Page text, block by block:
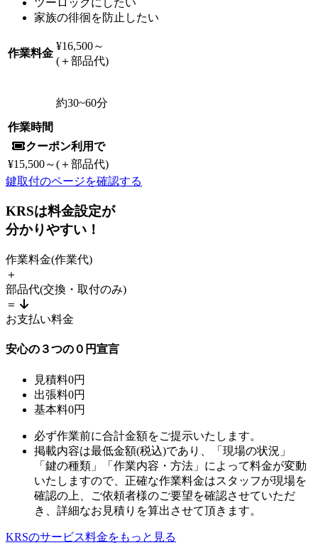
家族の徘徊を防止したい
作業料金
¥16,500～
(＋部品代)
作業時間
約30~60分
クーポン利用で
¥15,500～(＋部品代)
鍵取付のページを確認する
KRSは料金設定が
分かりやすい！
作業料金(作業代)
＋
部品代(交換・取付のみ)
＝
お支払い料金
安心の ３つの０ 円宣言
見積料0円
出張料0円
基本料0円
必ず作業前に合計金額をご提示いたします。
掲載内容は最低金額(税込)であり、「現場の状況」
「鍵の種類」「作業内容・方法」によって料金が変動
いたしますので、正確な作業料金はスタッフが現場を
確認の上、ご依頼者様のご要望を確認させていただ
き、詳細なお見積りを算出させて頂きます。
KRSのサービス料金をもっと見る